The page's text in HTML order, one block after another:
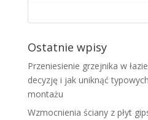
Ostatnie wpisy
Przeniesienie grzejnika w
decyzję i jak uniknąć
montażu
Wzmocnienia ściany z płyt